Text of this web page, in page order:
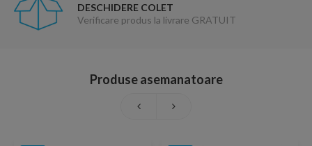
DESCHIDERE COLET
Verificare produs la livrare GRATUIT
Produse asemanatoare